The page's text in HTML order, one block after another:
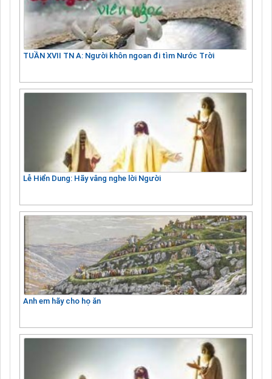
TUẦN XVII TN A: Người khôn ngoan đi tìm Nước Trời
Lễ Hiển Dung: Hãy vâng nghe lời Người
Anh em hãy cho họ ăn